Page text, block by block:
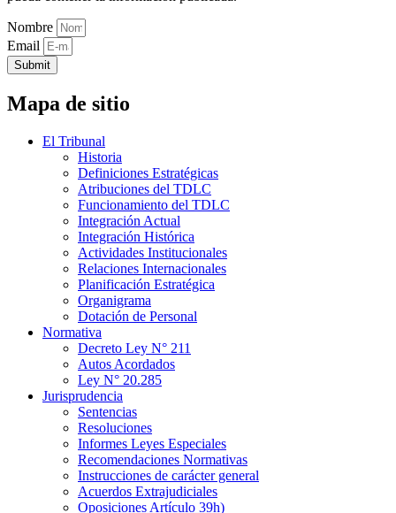
Nombre
Email
Submit
Mapa de sitio
El Tribunal
Historia
Definiciones Estratégicas
Atribuciones del TDLC
Funcionamiento del TDLC
Integración Actual
Integración Histórica
Actividades Institucionales
Relaciones Internacionales
Planificación Estratégica
Organigrama
Dotación de Personal
Normativa
Decreto Ley N° 211
Autos Acordados
Ley N° 20.285
Jurisprudencia
Sentencias
Resoluciones
Informes Leyes Especiales
Recomendaciones Normativas
Instrucciones de carácter general
Acuerdos Extrajudiciales
Oposiciones Artículo 39h)